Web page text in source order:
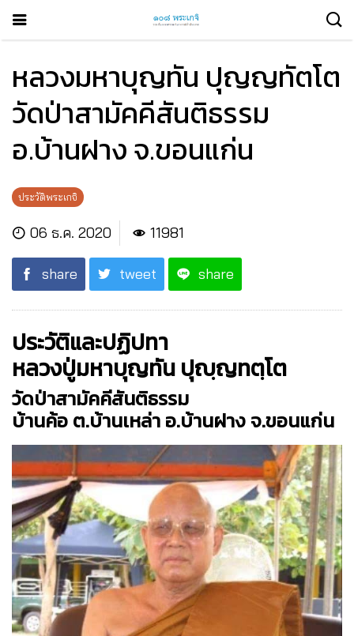
หลวงมหาบุญทัน ปุญญทัตโต
วัดป่าสามัคคีสันติธรรม
อ.บ้านฝาง จ.ขอนแก่น
ประวัติพระเกจิ
06 ธ.ค. 2020 11981
share tweet share
ประวัติและปฏิปทา
หลวงปู่มหาบุญทัน ปุญฺญทตฺโต
วัดป่าสามัคคีสันติธรรม
บ้านค้อ ต.บ้านเหล่า อ.บ้านฝาง จ.ขอนแก่น